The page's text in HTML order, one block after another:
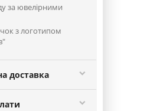
за ювелірними
з логотипом
доставка